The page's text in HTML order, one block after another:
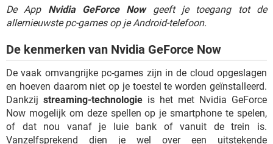
GRATIS SNAPCHAT
De App Nvidia GeForce Nowgeeft je toegang tot de
allernieuwste pc-games op je Android-telefoon.
De kenmerken van Nvidia GeForce Now
De vaak omvangrijke pc-games zijn in de cloud opgeslagen
en hoeven daarom niet op je toestel te worden geïnstalleerd.
Dankzij streaming-technologie is het met Nvidia GeForce
Now mogelijk om deze spellen op je smartphone te spelen,
of dat nou vanaf je luie bank of vanuit de trein is.
Vanzelfsprekend dien je wel over een uitstekende